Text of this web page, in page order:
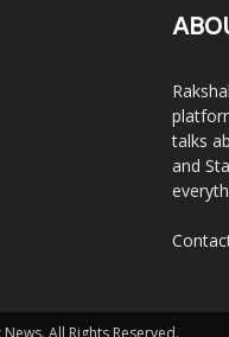
talks
and
All Rights Reserved.